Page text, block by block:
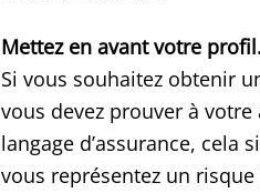
Mettez en avant votre
Si vous souhaitez obtenir
vous devez prouver à
langage d’assurance, cela
vous représentez un